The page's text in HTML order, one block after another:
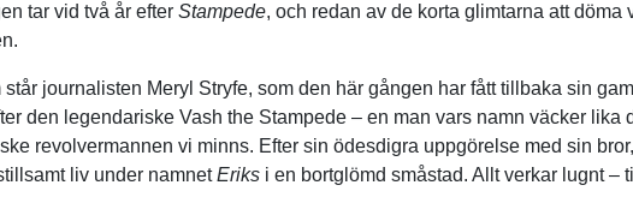
tar vid två år efter Stampede, och redan av de korta glimtarna att
står journalisten Meryl Stryfe, som den här gången har fått tillbaka sin
den legendariske Vash the Stampede – en man vars namn väcker
revolvermannen vi minns. Efter sin ödesdigra uppgörelse med sin
liv under namnetEriks i en bortglömd småstad. Allt verkar lugnt –